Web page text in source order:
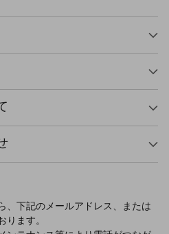
、下記のメールアドレス、または
ります。